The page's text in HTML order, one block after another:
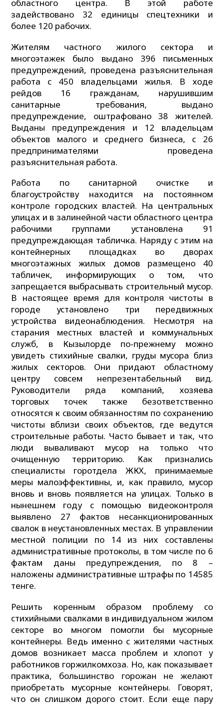
областного центра. В этой работе
задействовано 32 единицы спецтехники и
более 120 рабочих.
Жителям частного жилого сектора и
многоэтажек было выдано 396 письменных
предупреждений, проведена разъяснительная
работа с 450 владельцами жилья. В ходе
рейдов 16 гражданам, нарушившим
санитарные требования, выдано
предупреждение, оштрафовано 38 жителей.
Выданы предупреждения и 12 владельцам
объектов малого и среднего бизнеса, с 26
предпринимателями проведена
разъяснительная работа.
Работа по санитарной очистке и
благоустройству находится на постоянном
контроле городских властей. На центральных
улицах и в залинейной части областного центра
рабочими группами установлена 91
предупреждающая табличка. Наряду с этим на
контейнерных площадках во дворах
многоэтажных жилых домов размещено 40
табличек, информирующих о том, что
запрещается выбрасывать строительный мусор.
В настоящее время для контроля чистоты в
городе установлено три передвижных
устройства видеонаблюдения. Несмотря на
старания местных властей и коммунальных
служб, в Кызылорде по-прежнему можно
увидеть стихийные свалки, груды мусора близ
жилых секторов. Они придают областному
центру совсем непрезентабельный вид.
Руководители ряда компаний, хозяева
торговых точек также безответственно
относятся к своим обязанностям по сохранению
чистоты вблизи своих объектов, где ведутся
строительные работы. Часто бывает и так, что
люди вываливают мусор на только что
очищенную территорию. Как признались
специалисты горотдела ЖКХ, принимаемые
меры малоэффективны, и, как правило, мусор
вновь и вновь появляется на улицах. Только в
нынешнем году с помощью видеоконтроля
выявлено 27 фактов несанкционированных
свалок в неустановленных местах. В управлении
местной полиции по 14 из них составлены
административные протоколы, в том числе по 6
фактам даны предупреждения, по 8 –
наложены административные штрафы по 14585
тенге.
Решить коренным образом проблему со
стихийными свалками в индивидуальном жилом
секторе во многом помогли бы мусорные
контейнеры. Ведь именно с жителями частных
домов возникает масса проблем и хлопот у
работников горжилкомхоза. Но, как показывает
практика, большинство горожан не желают
приобретать мусорные контейнеры. Говорят,
что он слишком дорого стоит. Если еще пару